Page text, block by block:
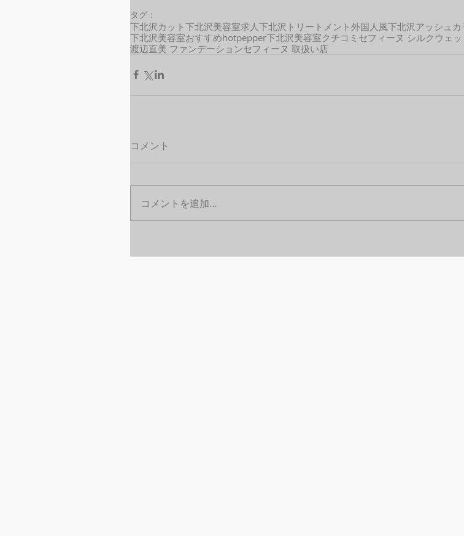
タグ：
下北沢カット 下北沢美容室求人 下北沢トリートメント 外国人風下北沢アッシュカ
下北沢美容室おすすめhotpepper下北沢美容室クチコミ セフィーヌ シルクウェ
渡辺直美 ファンデーションセフィーヌ 取扱い店
コメント
コメントを追加…